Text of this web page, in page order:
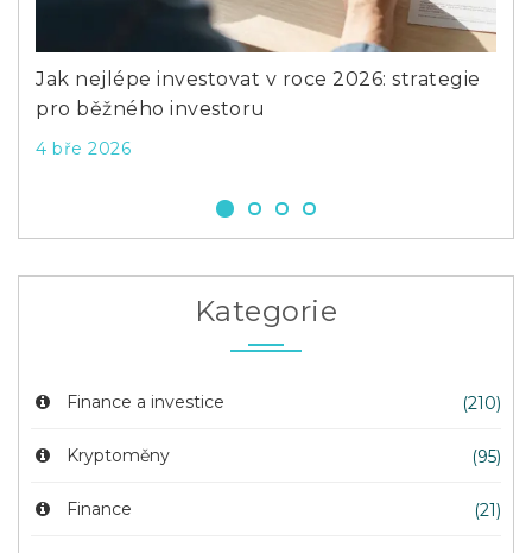
Jak nejlépe investovat v roce 2026: strategie
pro běžného investoru
4 bře 2026
Kategorie
Finance a investice (210)
Kryptoměny (95)
Finance (21)